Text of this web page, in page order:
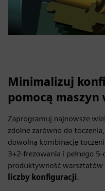
Minimalizuj
pomocą
Zaprogramuj najnowsze
zdolne zarówno do
dowolną kombinację
3+2-frezowania i pełnego
produktywność warsztatów
liczby konfiguracji.